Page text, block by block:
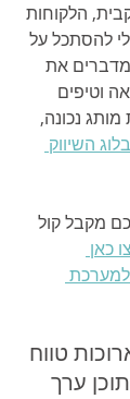
הלקוחות
להסתכל על
את
וטיפים
נכונה,
בלוג השיווק
מקבל קול
כאן
טווח
ערך